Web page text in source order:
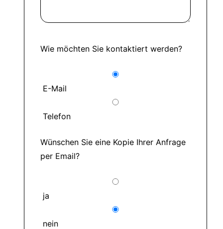
Wie möchten Sie kontaktiert werden?
E-Mail
Telefon
Wünschen Sie eine Kopie Ihrer Anfrage
per Email?
ja
nein